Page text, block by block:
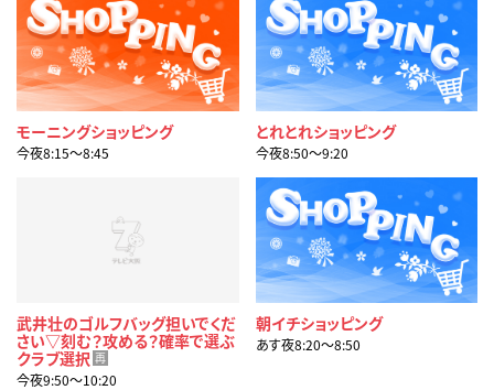
モーニングショッピング
今夜8:15〜8:45
とれとれショッピング
今夜8:50〜9:20
武井壮のゴルフバッグ担いでくだ
さい▽刻む？攻める？確率で選ぶ
クラブ選択 再
今夜9:50〜10:20
朝イチショッピング
あす夜8:20〜8:50